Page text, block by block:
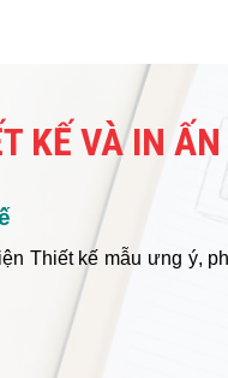
KẾ VÀ IN
Thiết kế mẫu ưng ý,